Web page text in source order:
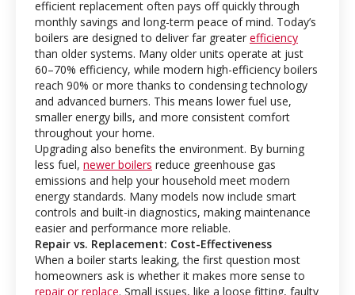
efficient replacement often pays off quickly through
monthly savings and long-term peace of mind. Today’s
boilers are designed to deliver far greater efficiency
than older systems. Many older units operate at just
60–70% efficiency, while modern high-efficiency boilers
reach 90% or more thanks to condensing technology
and advanced burners. This means lower fuel use,
smaller energy bills, and more consistent comfort
throughout your home.
Upgrading also benefits the environment. By burning
less fuel, newer boilers reduce greenhouse gas
emissions and help your household meet modern
energy standards. Many models now include smart
controls and built-in diagnostics, making maintenance
easier and performance more reliable.
Repair vs. Replacement: Cost-Effectiveness
When a boiler starts leaking, the first question most
homeowners ask is whether it makes more sense to
repair or replace. Small issues, like a loose fitting, faulty